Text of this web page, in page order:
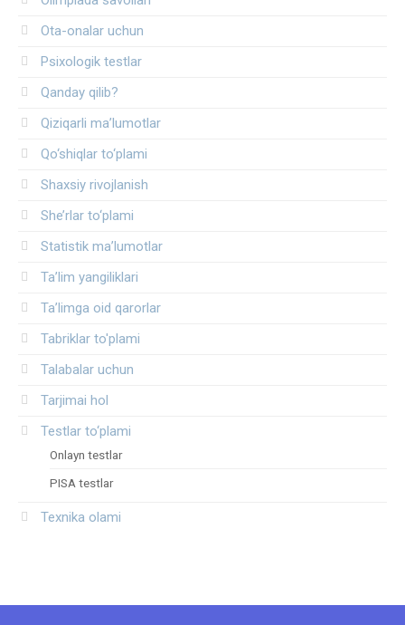
Ota-onalar uchun
Psixologik testlar
Qanday qilib?
Qiziqarli ma’lumotlar
Qo‘shiqlar to‘plami
Shaxsiy rivojlanish
She’rlar to‘plami
Statistik ma’lumotlar
Ta’lim yangiliklari
Ta’limga oid qarorlar
Tabriklar to'plami
Talabalar uchun
Tarjimai hol
Testlar to‘plami
Onlayn testlar
PISA testlar
Texnika olami